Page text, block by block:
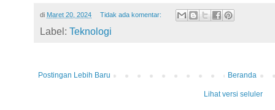
di Maret 20, 2024 Tidak ada komentar:
Label: Teknologi
Postingan Lebih Baru Beranda
Lihat versi seluler